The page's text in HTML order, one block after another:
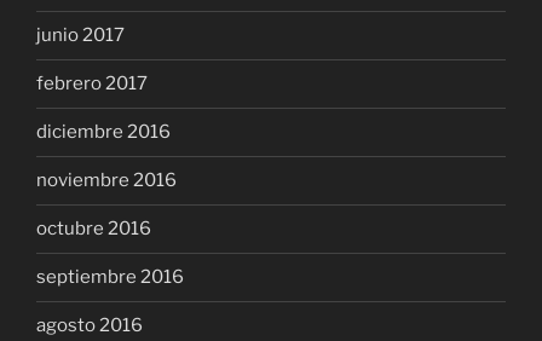
junio 2017
febrero 2017
diciembre 2016
noviembre 2016
octubre 2016
septiembre 2016
agosto 2016